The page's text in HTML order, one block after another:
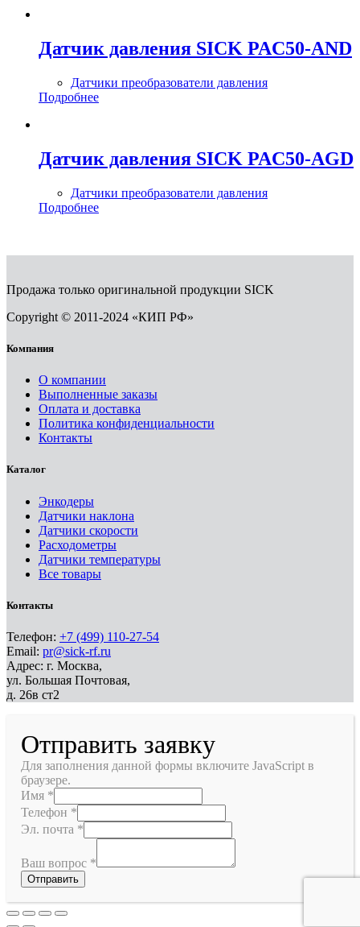
Датчик давления SICK PAC50-AND
Датчики преобразователи давления
Подробнее
Датчик давления SICK PAC50-AGD
Датчики преобразователи давления
Подробнее
Продажа только оригинальной продукции SICK
Copyright © 2011-2024 «КИП РФ»
Компания
О компании
Выполненные заказы
Оплата и доставка
Политика конфиденциальности
Контакты
Каталог
Энкодеры
Датчики наклона
Датчики скорости
Расходометры
Датчики температуры
Все товары
Контакты
Телефон: +7 (499) 110-27-54
Email: pr@sick-rf.ru
Адрес: г. Москва,
ул. Большая Почтовая,
д. 26в ст2
Отправить заявку
Для заполнения данной формы включите JavaScript в
браузере.
Имя *
Телефон *
Эл. почта *
Ваш вопрос *
Отправить